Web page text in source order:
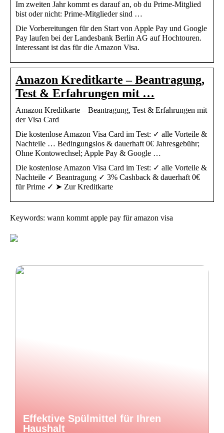
Im zweiten Jahr kommt es darauf an, ob du Prime-Mitglied
bist oder nicht: Prime-Mitglieder sind …
Die Vorbereitungen für den Start von Apple Pay und Google
Pay laufen bei der Landesbank Berlin AG auf Hochtouren.
Interessant ist das für die Amazon Visa.
Amazon Kreditkarte – Beantragung,
Test & Erfahrungen mit …
Amazon Kreditkarte – Beantragung, Test & Erfahrungen mit
der Visa Card
Die kostenlose Amazon Visa Card im Test: ✓ alle Vorteile &
Nachteile … Bedingungslos & dauerhaft 0€ Jahresgebühr;
Ohne Kontowechsel; Apple Pay & Google …
Die kostenlose Amazon Visa Card im Test: ✓ alle Vorteile &
Nachteile ✓ Beantragung ✓ 3% Cashback & dauerhaft 0€
für Prime ✓ ➤ Zur Kreditkarte
Keywords: wann kommt apple pay für amazon visa
Effektive Spülmittel für Ihren
Haushalt